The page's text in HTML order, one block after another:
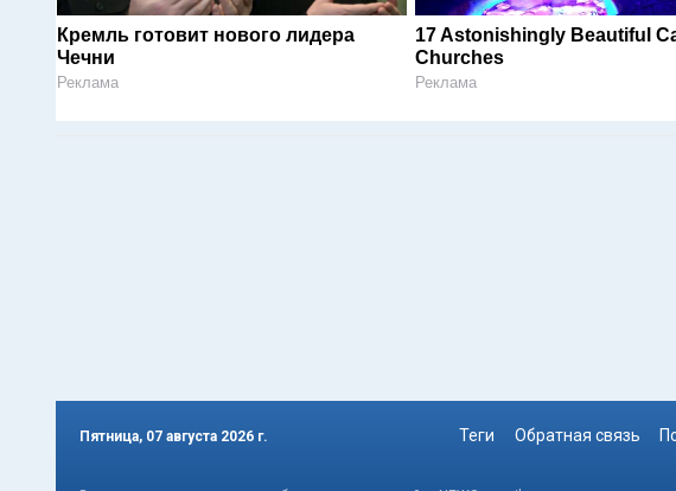
Кремль готовит нового лидера
Чечни
Реклама
17 Astonishingly Beautiful
Churches
Реклама
Пятница, 07 августа 2026 г. Теги Обратная связь